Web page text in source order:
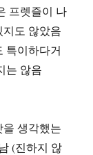
프렛즐이 나
도 않았음
특이하다거
는 않음
생각했는
(진하지 않